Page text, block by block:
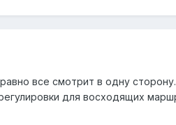
все смотрит в одну
для восходящих